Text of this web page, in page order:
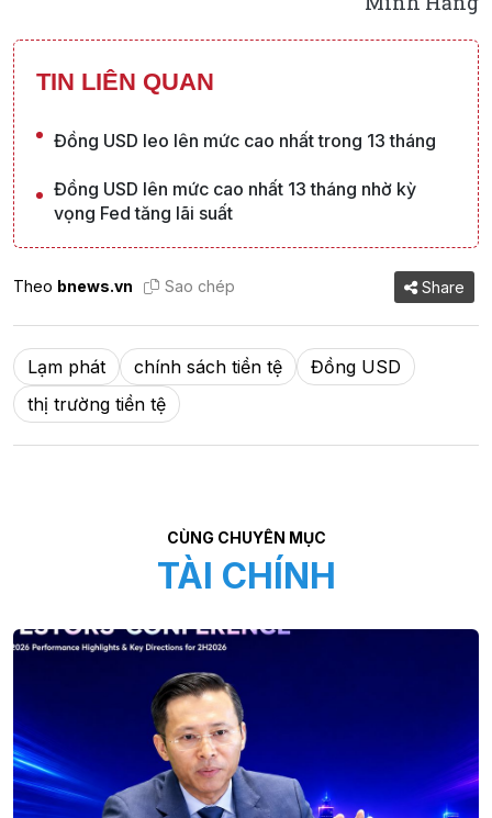
TIN LIÊN QUAN
Đồng USD leo lên mức cao nhất trong 13 tháng
Đồng USD lên mức cao nhất 13 tháng nhờ kỳ
vọng Fed tăng lãi suất
Theo bnews.vn Sao chép Share
Lạm phát chính sách tiền tệ
Đồng USD
thị trường tiền tệ
CÙNG CHUYÊN MỤC
TÀI CHÍNH